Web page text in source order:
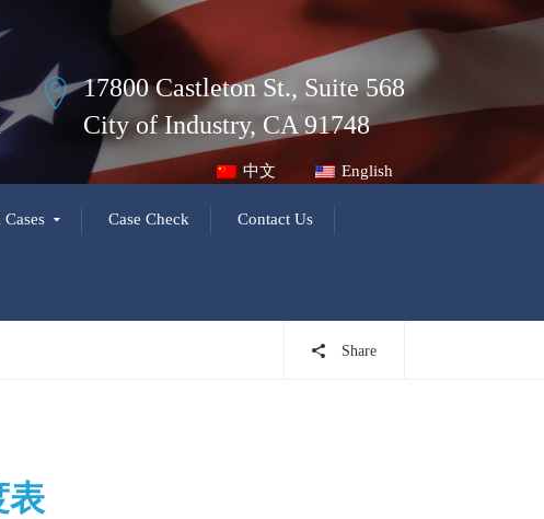
17800 Castleton St., Suite 568
City of Industry, CA 91748
中文 English
Cases Case Check Contact Us
Share
表